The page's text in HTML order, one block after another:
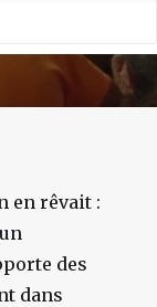
en rêvait :
des
dans